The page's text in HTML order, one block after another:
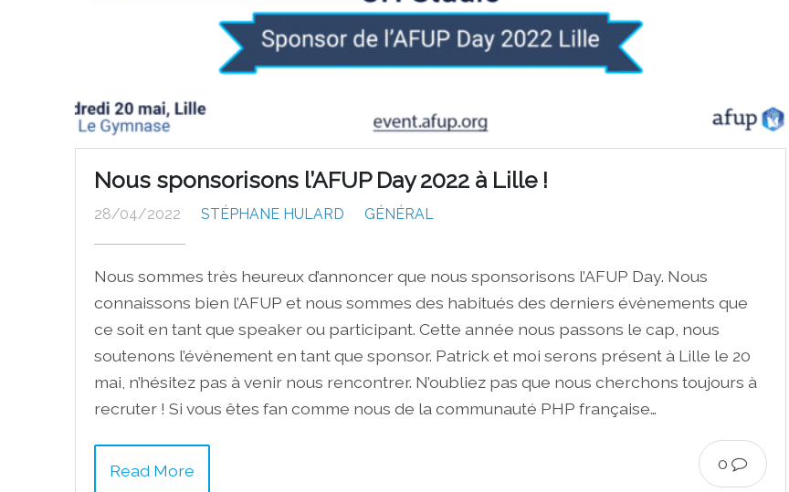
Nous sponsorisons l’AFUP Day 2022 à Lille !
28/04/2022 STÉPHANE HULARD GÉNÉRAL
Nous sommes très heureux d’annoncer que nous sponsorisons l’AFUP Day. Nous
connaissons bien l’AFUP et nous sommes des habitués des derniers évènements que
ce soit en tant que speaker ou participant. Cette année nous passons le cap, nous
soutenons l’évènement en tant que sponsor. Patrick et moi serons présent à Lille le 20
mai, n’hésitez pas à venir nous rencontrer. N’oubliez pas que nous cherchons toujours à
recruter ! Si vous êtes fan comme nous de la communauté PHP française…
0
Read More